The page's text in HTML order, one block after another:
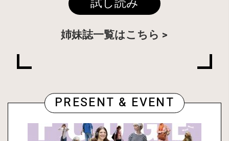
姉妹誌一覧はこちら
PRESENT & EVENT